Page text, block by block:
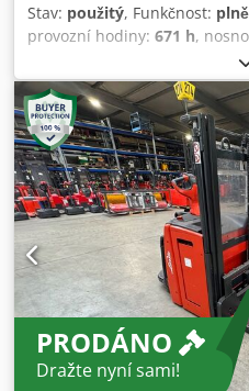
Stav: použitý, Funkčnost:
provozní hodiny: 671 h,
1 745
typ stožáru:triplex, stavební
1 150 mm, typ pohonu:
Těžiště: 600 Typ stožáru:
Technický stav: dobrý Přední
Zadní pneumatiky typ:
kapacita: 345Ah Výrobce
Rok výroby baterie: 2022
Předání s novou FEM 4.004
případě dalších dotazů nás
tohoto modelu máme
manipulačních vozíků.
fleischmann-foerdertechnik.
dodání za výhodných
Protiúčet zařízení Linde je
PRODÁNO
Dražte nyní sami!